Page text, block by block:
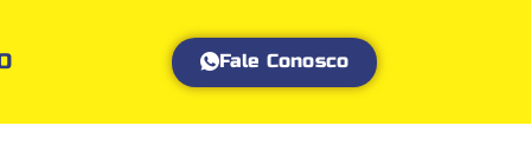
Fale Conosco